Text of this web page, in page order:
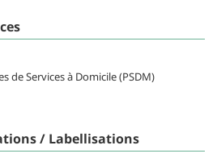
de Services à Domicile (PSDM)
/ Labellisations